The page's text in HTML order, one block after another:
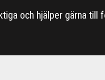
och hjälper gärna